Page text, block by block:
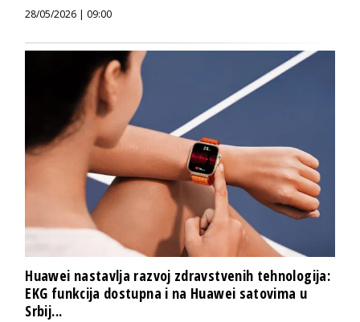
28/05/2026 | 09:00
Huawei nastavlja razvoj zdravstvenih tehnologija:
EKG funkcija dostupna i na Huawei satovima u
Srbij...